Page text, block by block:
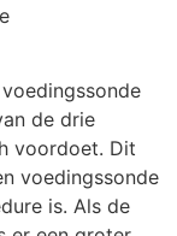
de drie
voordoet. Dit
voedingssonde
is. Als de